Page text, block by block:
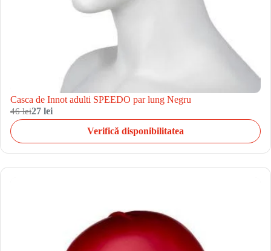
Casca de Innot adulti SPEEDO par lung Negru
46 lei27 lei
Verifică disponibilitatea